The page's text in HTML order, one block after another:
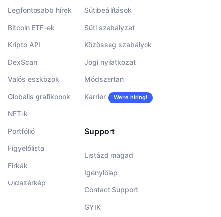
Legfontosabb hírek
Bitcoin ETF-ek
Kripto API
DexScan
Valós eszközök
Globális grafikonok
NFT-k
Portfólió
Figyelőlista
Firkák
Oldaltérkép
Sütibeállítások
Süti szabályzat
Közösség szabályok
Jogi nyilatkozat
Módszertan
Karrier We’re hiring!
Support
Listázd magad
Igénylőlap
Contact Support
GYIK